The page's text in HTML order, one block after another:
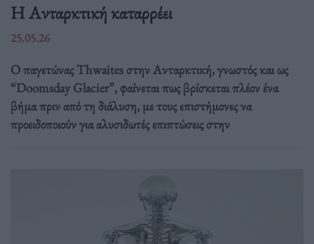
Η Ανταρκτική καταρρέει
25.05.26
Ο παγετώνας Thwaites στην Ανταρκτική, γνωστός και ως
“Doomsday Glacier”, φαίνεται πως βρίσκεται πλέον ένα
βήμα πριν από τη διάλυση, με τους επιστήμονες να
προειδοποιούν για αλυσιδωτές επιπτώσεις στην